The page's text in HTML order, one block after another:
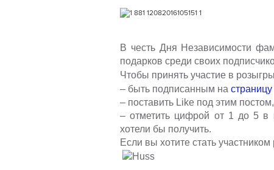
В честь Дня Независимости
подарков среди своих
Чтобы принять участие в
– быть подписанным на
– поставить Like под этим постом,
– отметить цифрой от 1 до 5 в
хотели бы получить.
Если вы хотите стать